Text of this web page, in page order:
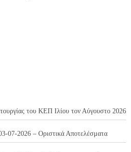
του ΚΕΠ Ιλίου τον Αύγουστο 2026
07-2026 – Οριστικά Αποτελέσματα